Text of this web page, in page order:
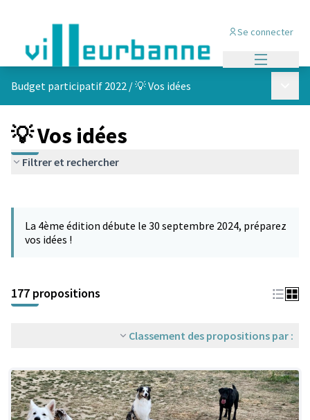
Se connecter
Budget participatif 2022 /💡 Vos idées
💡 Vos idées
Filtrer et rechercher
−
La 4ème édition débute le 30 septembre 2024, préparez
vos idées !
177 propositions
Classement des propositions par :